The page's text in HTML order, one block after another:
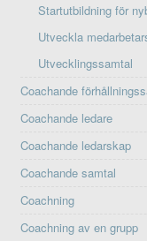
Startutbildning för
Utveckla
Utvecklingssamtal
Coachande
Coachande ledare
Coachande ledarskap
Coachande samtal
Coachning
Coachning av en grupp